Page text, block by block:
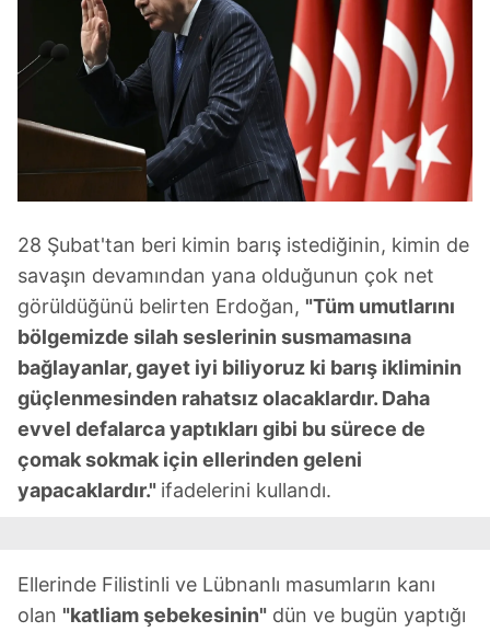
verileriniz işlenmekte olup gerekli olan çerezler bilgi
toplumu hizmetlerinin sunulması amacıyla
kullanılmaktadır. Diğer çerezler, sitemizin daha işlevsel
kılınması ve kişiselleştirilmesi ve sizlere yönelik
reklam/pazarlama faaliyetlerinin yapılması, amaçlarıyla
sınırlı olarak açık rızanız dahilinde kullanılacaktır.
vasıtasıyla belirleyebilirsiniz. Çerezlere ilişkin detaylı bilgi
için Ayarlar butonuna tıklayabilir,
Çerez Bilgilendirme
Metnimizi
ziyaret edebilirsiniz.
6698 sayılı Kişisel Verilerin Korunması Kanunu uyarınca
hazırlanmış Aydınlatma Metnimizi okumak ve sitemizde
ilgili mevzuata uygun olarak kullanılan çerezlerle ilgili bilgi
almak için lütfentıklayınız.
28 Şubat'tan beri kimin barış istediğinin, kimin de
savaşın devamından yana olduğunun çok net
görüldüğünü belirten Erdoğan, "Tüm umutlarını
bölgemizde silah seslerinin susmamasına
bağlayanlar, gayet iyi biliyoruz ki barış ikliminin
güçlenmesinden rahatsız olacaklardır. Daha
evvel defalarca yaptıkları gibi bu sürece de
çomak sokmak için ellerinden geleni
yapacaklardır." ifadelerini kullandı.
Ellerinde Filistinli ve Lübnanlı masumların kanı
olan "katliam şebekesinin" dün ve bugün yaptığı